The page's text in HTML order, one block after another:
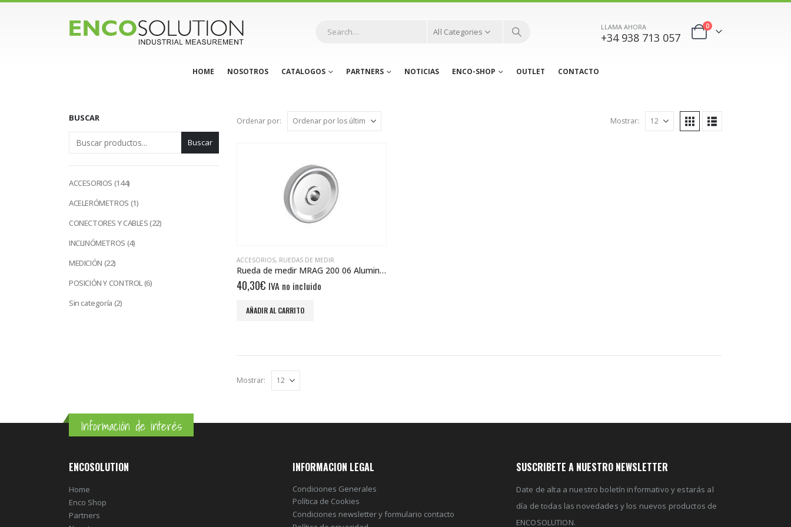
All Categories LLAMA AHORA
+34 938 713 057
0
HOME NOSOTROS CATALOGOS PARTNERS NOTICIAS ENCO-SHOP OUTLET CONTACTO
Ordenar por: Mostrar:
ACCESORIOS, RUEDAS DE MEDIR
Rueda de medir MRAG 200 06 Aluminio Banda PU
40,30€ IVA no incluido
AÑADIR AL CARRITO
Mostrar:
BUSCAR
Buscar
ACCESORIOS 144144
ACELERÓMETROS 11
CONECTORES Y CABLES 2222
INCLINÓMETROS 44
MEDICIÓN 2222
POSICIÓN Y CONTROL 66
Sin categoría 22
Información de interés
ENCOSOLUTION
Home
Enco Shop
Partners
INFORMACION LEGAL
Condiciones Generales
Política de Cookies
Condiciones newsletter y formulario contacto
SUSCRIBETE A NUESTRO NEWSLETTER
Date de alta a nuestro boletín informativo y estarás al
día de todas las novedades y los nuevos productos de
ENCOSOLUTION.